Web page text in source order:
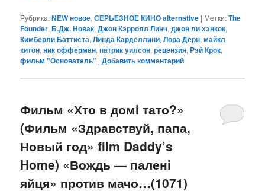
Рубрика:NEW новое,СЕРЬЕЗНОЕ КИНО alternative | Метки:The
Founder,Б.Дж. Новак,Джон Кэрролл Линч,джон ли хэнкок,
Кимберли Баттиста,Линда Карделлини,Лора Дерн,майкл
китон,ник офферман,патрик уилсон,рецензия,Рэй Крок,
фильм "Основатель" |Добавить комментарий
Фильм «Хто в домi тато?»
(Фильм «Здравствуй, папа,
Новый год» film Daddy’s
Home) «Вождь — паленi
яйця» против мачо…(1071)